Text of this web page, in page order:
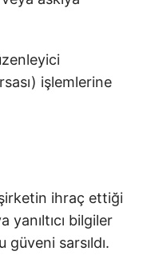
işlemlerine
ihraç ettiği
bilgiler
güveni sarsıldı.